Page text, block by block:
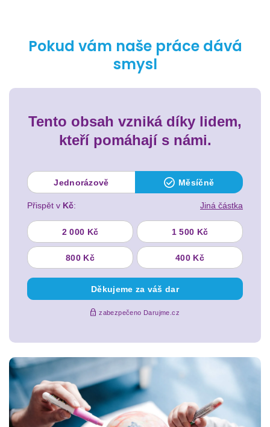
Pokud vám naše práce dává
smysl